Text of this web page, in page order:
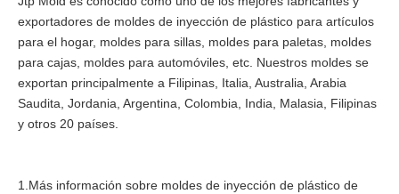
exportadores de moldes de inyección de plástico para artículos
para el hogar, moldes para sillas, moldes para paletas, moldes
para cajas, moldes para automóviles, etc. Nuestros moldes se
exportan principalmente a Filipinas, Italia, Australia, Arabia
Saudita, Jordania, Argentina, Colombia, India, Malasia, Filipinas
y otros 20 países.
1.Más información sobre moldes de inyección de plástico de